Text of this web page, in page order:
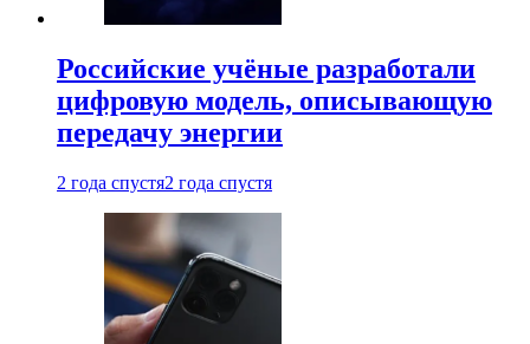
Российские учёные разработали
цифровую модель, описывающую
передачу энергии
2 года спустя2 года спустя